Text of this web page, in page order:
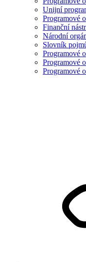
Unijní
Programové
Finanční
Národní
Slovník
Programové
Programové
Programové